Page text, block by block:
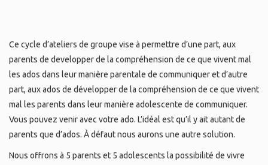
Ce cycle d’ateliers de groupe vise à permettre d’une part, aux
parents de developper de la compréhension de ce que vivent mal
les ados dans leur manière parentale de communiquer et d’autre
part, aux ados de développer de la compréhension de ce que vivent
mal les parents dans leur manière adolescente de communiquer.
Vous pouvez venir avec votre ado. L’idéal est qu’il y ait autant de
parents que d’ados. À défaut nous aurons une autre solution.
Nous offrons à 5 parents et 5 adolescents la possibilité de vivre